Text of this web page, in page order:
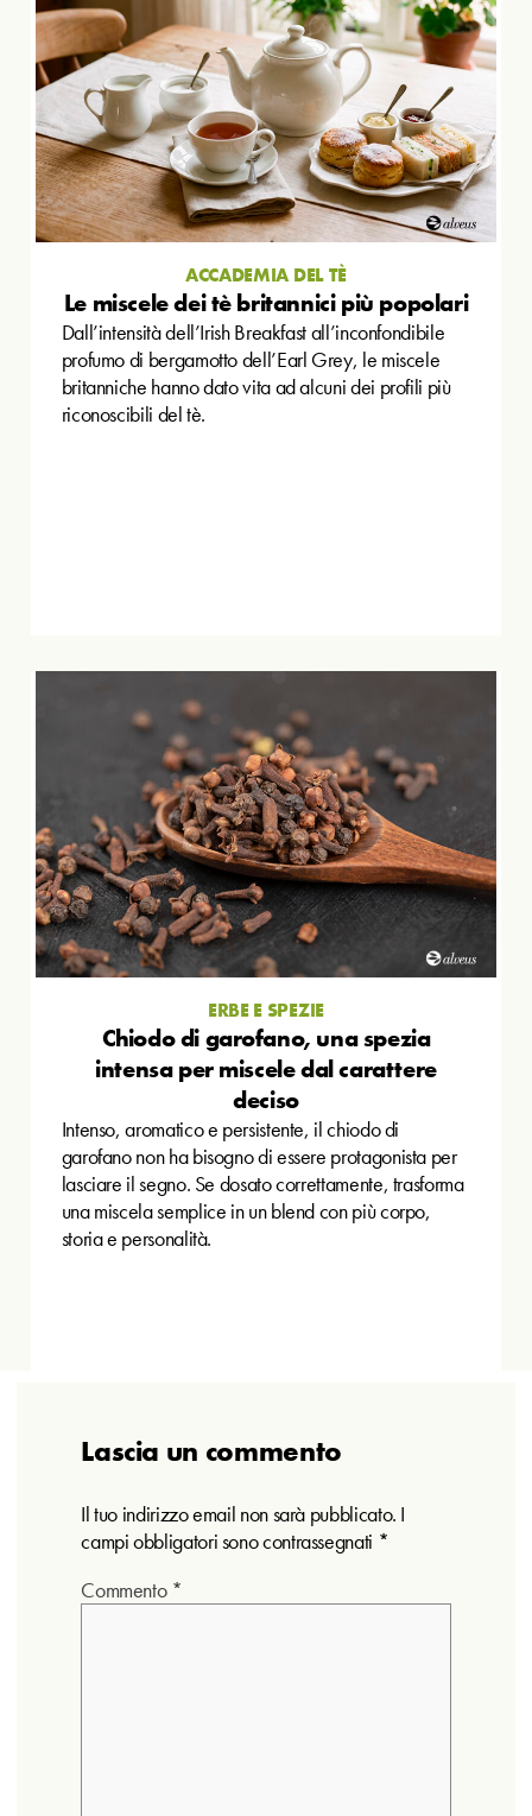
ACCADEMIA DEL TÈ
Le miscele dei tè britannici più popolari
Dall’intensità dell’Irish Breakfast all’inconfondibile
profumo di bergamotto dell’Earl Grey, le miscele
britanniche hanno dato vita ad alcuni dei profili più
riconoscibili del tè.
ERBE E SPEZIE
Chiodo di garofano, una spezia
intensa per miscele dal carattere
deciso
Intenso, aromatico e persistente, il chiodo di
garofano non ha bisogno di essere protagonista per
lasciare il segno. Se dosato correttamente, trasforma
una miscela semplice in un blend con più corpo,
storia e personalità.
Lascia un commento
Il tuo indirizzo email non sarà pubblicato. I
campi obbligatori sono contrassegnati *
Commento *